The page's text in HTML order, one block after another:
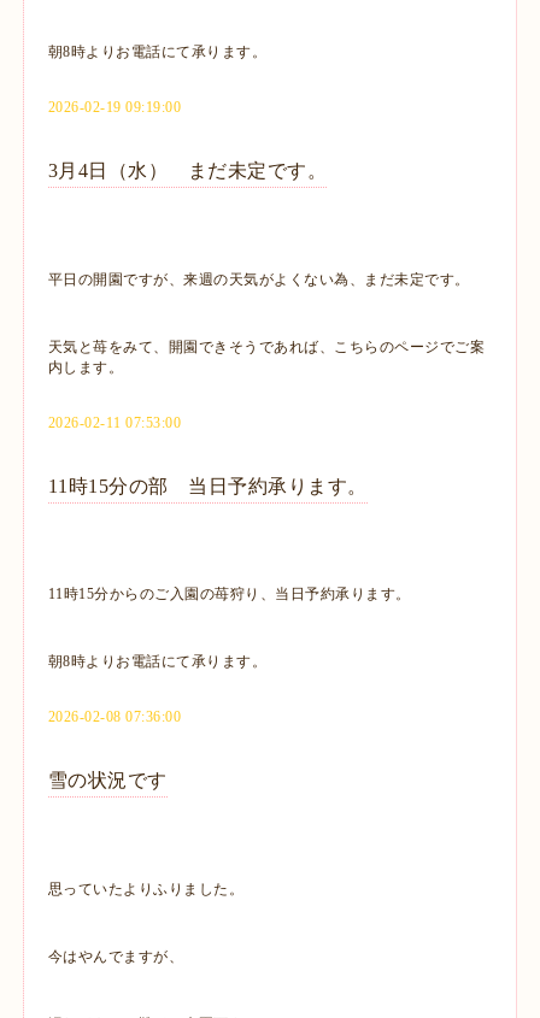
朝8時よりお電話にて承ります。
2026-02-19 09:19:00
3月4日（水） まだ未定です。
平日の開園ですが、来週の天気がよくない為、まだ未定です。
天気と苺をみて、開園できそうであれば、こちらのページでご案
内します。
2026-02-11 07:53:00
11時15分の部 当日予約承ります。
11時15分からのご入園の苺狩り、当日予約承ります。
朝8時よりお電話にて承ります。
2026-02-08 07:36:00
雪の状況です
思っていたよりふりました。
今はやんでますが、